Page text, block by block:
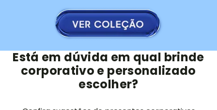
Está em dúvida em qual brinde
corporativo e personalizado
escolher?